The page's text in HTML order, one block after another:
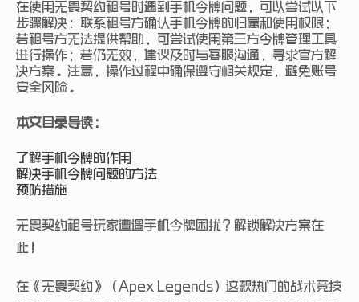
在使用无畏契约租号时遇到手机令牌问题，可以尝试以下
步骤解决：联系租号方确认手机令牌的归属和使用权限；
若租号方无法提供帮助，可尝试使用第三方令牌管理工具
进行操作；若仍无效，建议及时与客服沟通，寻求官方解
决方案。注意，操作过程中确保遵守相关规定，避免账号
安全风险。
本文目录导读：
了解手机令牌的作用
解决手机令牌问题的方法
预防措施
无畏契约租号玩家遭遇手机令牌困扰？解锁解决方案在
此！
在《无畏契约》（Apex Legends）这款热门的战术竞技